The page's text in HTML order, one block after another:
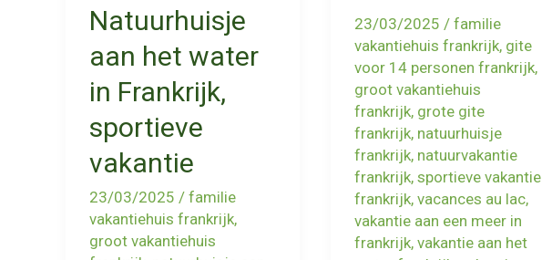
Natuurhuisje
aan het water
in Frankrijk,
sportieve
vakantie
23/03/2025 / familie
vakantiehuis frankrijk,
groot vakantiehuis
23/03/2025 / familie
vakantiehuis frankrijk, gite
voor 14 personen frankrijk,
groot vakantiehuis
frankrijk, grote gite
frankrijk, natuurhuisje
frankrijk, natuurvakantie
frankrijk, sportieve vakantie
frankrijk, vacances au lac,
vakantie aan een meer in
frankrijk, vakantie aan het